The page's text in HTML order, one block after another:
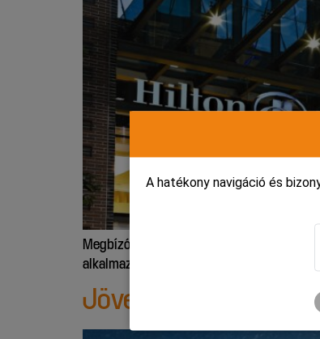
Megbízó vállalatirányítási rendszerében
alkalmazás.
Jövedéki jelentések
A hatékony navigáció és